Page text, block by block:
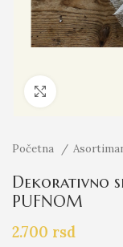
Početna
Dekorativno
PUFNOM
2.700 rsd